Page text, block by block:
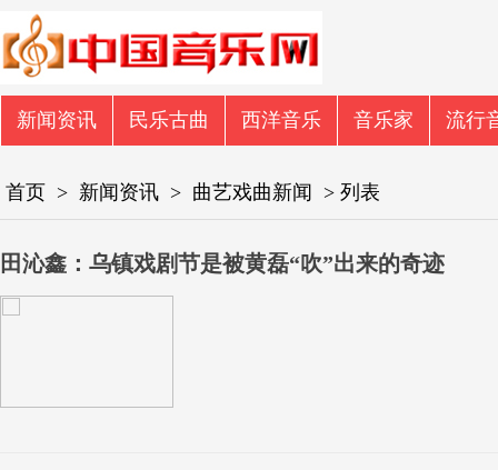
新闻资讯 民乐古曲 西洋音乐 音乐家 流行
首页 > 新闻资讯 > 曲艺戏曲新闻 > 列表
田沁鑫：乌镇戏剧节是被黄磊“吹”出来的奇迹